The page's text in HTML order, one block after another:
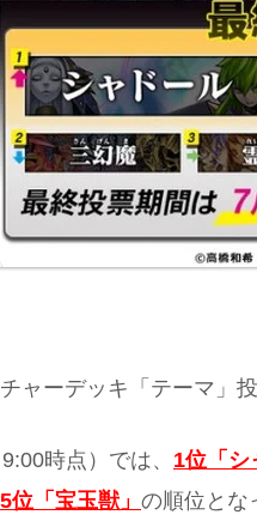
ャーデッキ「テーマ」
時点）では、 1位「シ
位「宝玉獣」 の順位とな